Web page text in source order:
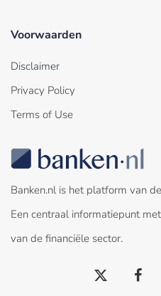
Voorwaarden
Disclaimer
Privacy Policy
Terms of Use
Banken.nl is het platform van
Een centraal informatiepunt
van de financiële sector.